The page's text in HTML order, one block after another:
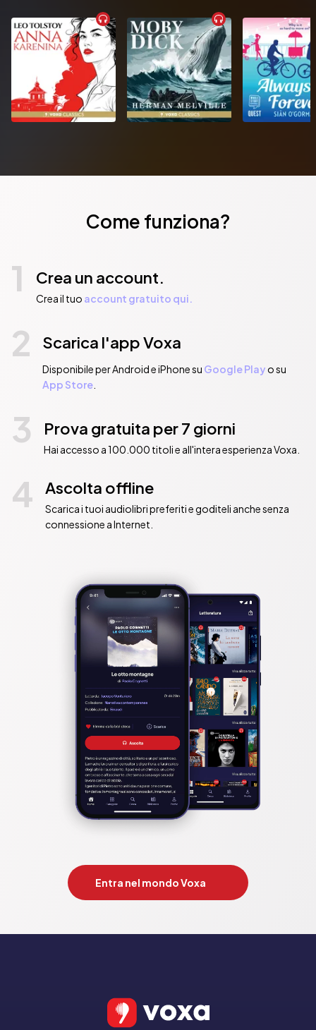
Come funziona?
1 Crea un account.
Crea il tuo account gratuito qui.
2 Scarica l'app Voxa
Disponibile per Android e iPhone su Google Playo su
App Store.
3 Prova gratuita per 7 giorni
Hai accesso a 100.000 titoli e all'intera esperienza Voxa.
4 Ascolta offline
Scarica i tuoi audiolibri preferiti e goditeli anche senza
connessione a Internet.
Entra nel mondo Voxa